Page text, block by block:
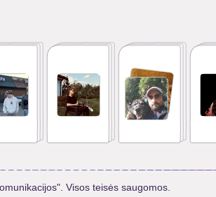
Visos teisės saugomos.